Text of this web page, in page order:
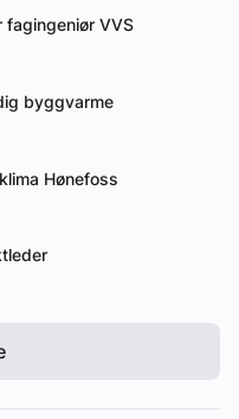
fagingeniør VVS
byggvarme
Hønefoss